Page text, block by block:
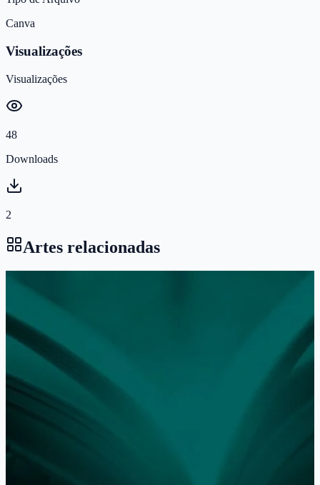
Canva
Visualizações
Visualizações
48
Downloads
2
Artes relacionadas